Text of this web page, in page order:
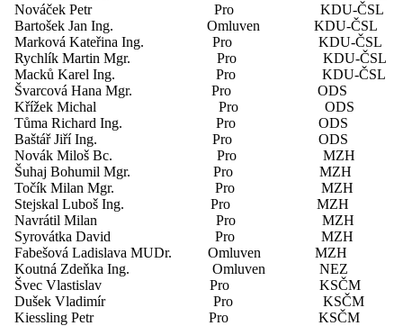
Nováček Petr Pro KDU-ČSL
Bartošek Jan Ing. Omluven KDU-ČSL
Marková Kateřina Ing. Pro KDU-ČSL
Rychlík Martin Mgr. Pro KDU-ČSL
Macků Karel Ing. Pro KDU-ČSL
Švarcová Hana Mgr. Pro ODS
Křížek Michal Pro ODS
Tůma Richard Ing. Pro ODS
Baštář Jiří Ing. Pro ODS
Novák Miloš Bc. Pro MZH
Šuhaj Bohumil Mgr. Pro MZH
Točík Milan Mgr. Pro MZH
Stejskal Luboš Ing. Pro MZH
Navrátil Milan Pro MZH
Syrovátka David Pro MZH
Fabešová Ladislava MUDr. Omluven MZH
Koutná Zdeňka Ing. Omluven NEZ
Švec Vlastislav Pro KSČM
Dušek Vladimír Pro KSČM
Kiessling Petr Pro KSČM